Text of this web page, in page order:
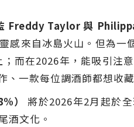
Freddy Taylor與
感來自冰島火山。但為
而在2026年，能吸引注
一款每位調酒師都想收
）
將於2026年2月起於
酒文化。